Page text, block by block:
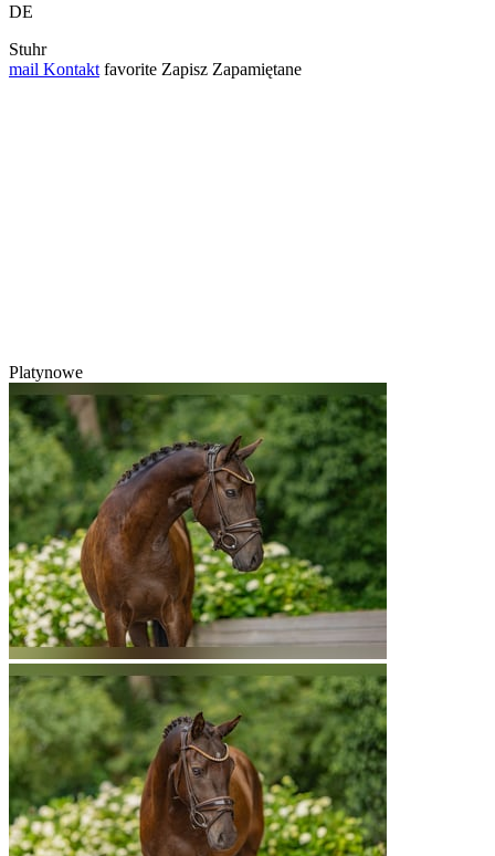
DE
Stuhr
mail Kontakt favorite Zapisz Zapamiętane
Platynowe